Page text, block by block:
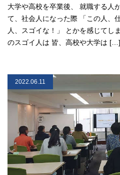
大学や高校を卒業後、 就職する人
て、社会人になった際 「この人、
人、スゴイな！」 とかを感じてし
のスゴイ人は 皆、高校や大学は […]
2022.06.11